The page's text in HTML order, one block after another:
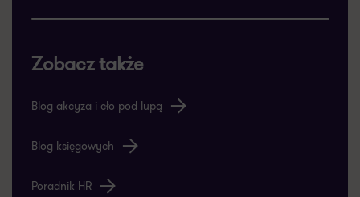
Zobacz także
Blog akcyza i cło pod lupą
Blog księgowych
Poradnik HR